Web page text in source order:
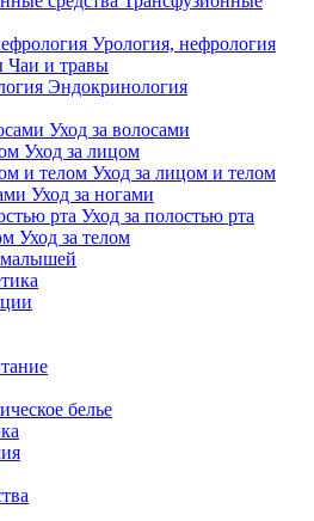
Урология, нефрология
Чаи и травы
Эндокринология
Уход за волосами
Уход за лицом
Уход за лицом и телом
Уход за ногами
Уход за полостью рта
Уход за телом
белье